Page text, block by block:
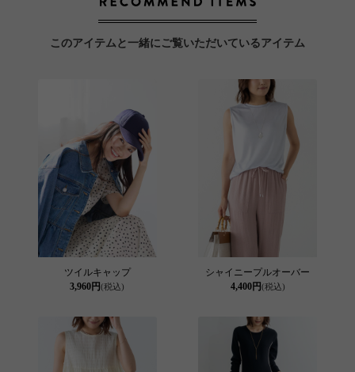
このアイテムと一緒にご覧いただいているアイテム
ツイルキャップ
3,960円(税込)
シャイニープルオーバー
4,400円(税込)